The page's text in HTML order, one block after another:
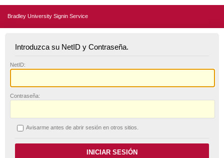
Bradley University Signin Service
Introduzca su NetID y Contraseña.
NetID:
Contraseña:
Avisarme antes de abrir sesión en otros sitios.